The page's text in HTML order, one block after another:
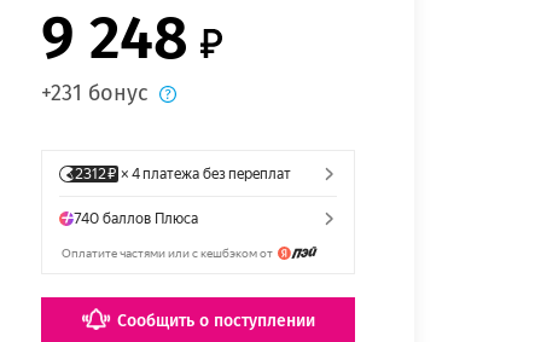
9 248
+231 бонус
Сообщить о поступлении